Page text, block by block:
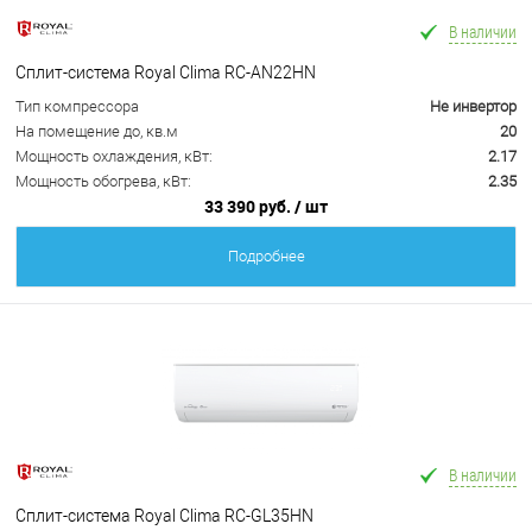
В наличии
Сплит-система Royal Clima RC-AN22HN
Тип компрессора
Не инвертор
На помещение до, кв.м
20
Мощность охлаждения, кВт:
2.17
Мощность обогрева, кВт:
2.35
33 390 руб. / шт
Подробнее
В наличии
Сплит-система Royal Clima RC-GL35HN